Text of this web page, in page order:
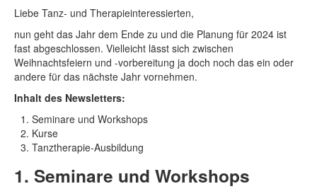
Liebe Tanz- und Therapieinteressierten,
nun geht das Jahr dem Ende zu und die Planung für 2024 ist
fast abgeschlossen. Vielleicht lässt sich zwischen
Weihnachtsfeiern und -vorbereitung ja doch noch das ein oder
andere für das nächste Jahr vornehmen.
Inhalt des Newsletters:
Seminare und Workshops
Kurse
Tanztherapie-Ausbildung
1. Seminare und Workshops